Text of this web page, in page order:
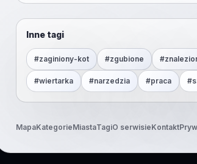
Inne tagi
#zaginiony-kot #zgubione #
#wiertarka #narzedzia #praca #
MapaKategorieMiastaTagiO serwisieKontakt